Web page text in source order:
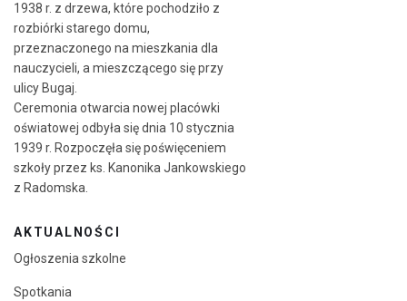
1938 r. z drzewa, które pochodziło z
rozbiórki starego domu,
przeznaczonego na mieszkania dla
nauczycieli, a mieszczącego się przy
ulicy Bugaj.
Ceremonia otwarcia nowej placówki
oświatowej odbyła się dnia 10 stycznia
1939 r. Rozpoczęła się poświęceniem
szkoły przez ks. Kanonika Jankowskiego
z Radomska.
AKTUALNOŚCI
Ogłoszenia szkolne
Spotkania